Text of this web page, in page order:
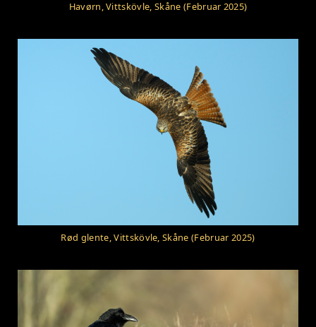
Havørn, Vittskövle, Skåne (Februar 2025)
Rød glente, Vittskövle, Skåne (Februar 2025)